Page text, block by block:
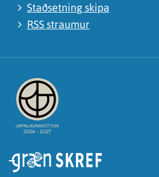
Staðsetning skipa
RSS straumur